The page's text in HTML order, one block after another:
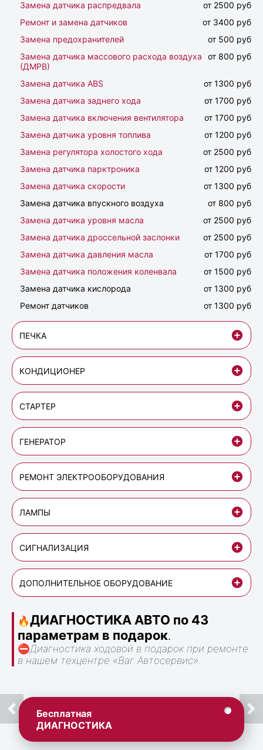
Замена датчика распредвала
от 2500 руб
Ремонт и замена датчиков
от 3400 руб
Замена предохранителей
от 500 руб
Замена датчика массового расхода воздуха
(ДМРВ)
от 800 руб
Замена датчика ABS
от 1300 руб
Замена датчика заднего хода
от 1700 руб
Замена датчика включения вентилятора
от 1700 руб
Замена датчика уровня топлива
от 1200 руб
Замена регулятора холостого хода
от 2500 руб
Замена датчика парктроника
от 1200 руб
Замена датчика скорости
от 1300 руб
Замена датчика впускного воздуха
от 800 руб
Замена датчика уровня масла
от 2500 руб
Замена датчика дроссельной заслонки
от 2500 руб
Замена датчика давления масла
от 1700 руб
Замена датчика положения коленвала
от 1500 руб
Замена датчика кислорода
от 1300 руб
Ремонт датчиков
от 1300 руб
ПЕЧКА
КОНДИЦИОНЕР
СТАРТЕР
ГЕНЕРАТОР
РЕМОНТ ЭЛЕКТРООБОРУДОВАНИЯ
ЛАМПЫ
СИГНАЛИЗАЦИЯ
ДОПОЛНИТЕЛЬНОЕ ОБОРУДОВАНИЕ
🔥ДИАГНОСТИКА АВТО по 43
параметрам в подарок.
⛔Диагностика ходовой в подарок при ремонте
в нашем техцентре «Ваг Автосервис».
Бесплатная
ДИАГНОСТИКА